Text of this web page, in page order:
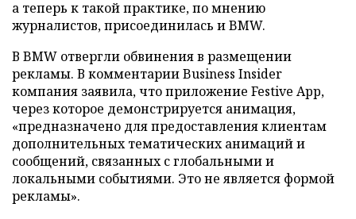
а теперь к такой практике, по мнению
журналистов, присоединилась и BMW.
В BMW отвергли обвинения в размещении
рекламы. В комментарии Business Insider
компания заявила, что приложение Festive App,
через которое демонстрируется анимация,
«предназначено для предоставления клиентам
дополнительных тематических анимаций и
сообщений, связанных с глобальными и
локальными событиями. Это не является формой
рекламы».